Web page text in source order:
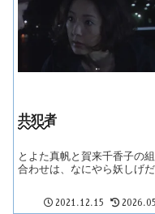
共犯者
とよた真帆と賀来千香子の
合わせは、なにやら妖しげだ
2021.12.15